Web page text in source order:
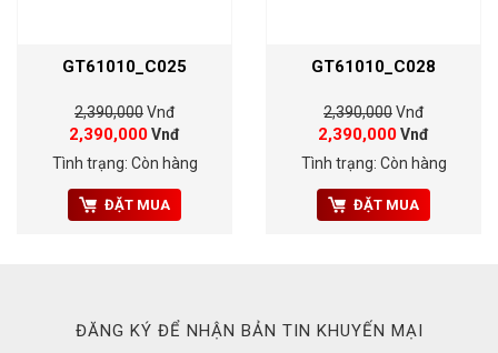
GT61010_C025
2,390,000Vnđ
2,390,000Vnđ
Tình trạng: Còn hàng
ĐẶT MUA
GT61010_C028
2,390,000Vnđ
2,390,000Vnđ
Tình trạng: Còn hàng
ĐẶT MUA
ĐĂNG KÝ ĐỂ NHẬN BẢN TIN KHUYẾN MẠI